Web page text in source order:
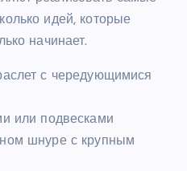
идей, которые
начинает.
с чередующимися
или подвесками
шнуре с крупным